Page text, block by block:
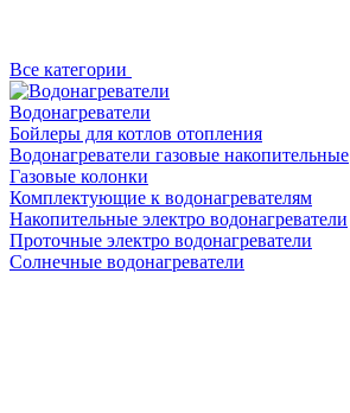
Все категории
Водонагреватели
Бойлеры для котлов отопления
Водонагреватели газовые накопительные
Газовые колонки
Комплектующие к водонагревателям
Накопительные электро водонагреватели
Проточные электро водонагреватели
Солнечные водонагреватели